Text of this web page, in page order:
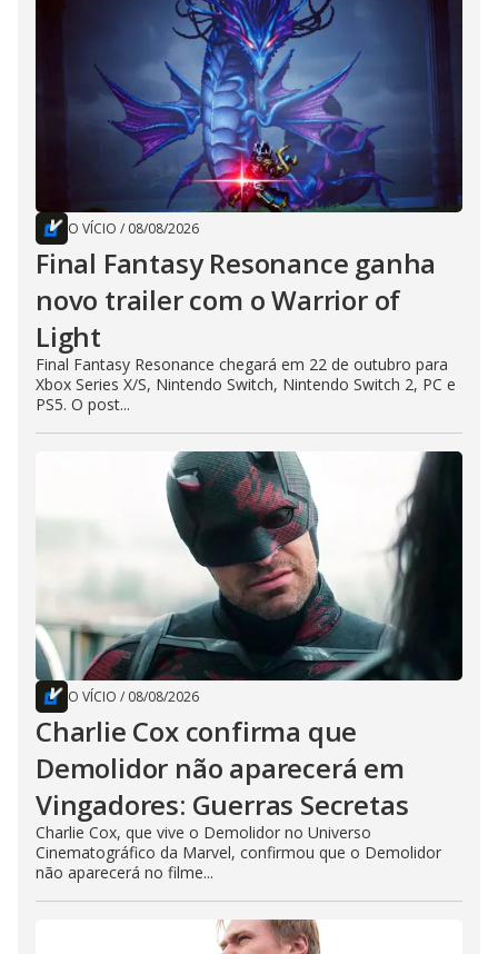
O VÍCIO / 08/08/2026
Final Fantasy Resonance ganha
novo trailer com o Warrior of
Light
Final Fantasy Resonance chegará em 22 de outubro para
Xbox Series X/S, Nintendo Switch, Nintendo Switch 2, PC e
PS5. O post...
O VÍCIO / 08/08/2026
Charlie Cox confirma que
Demolidor não aparecerá em
Vingadores: Guerras Secretas
Charlie Cox, que vive o Demolidor no Universo
Cinematográfico da Marvel, confirmou que o Demolidor
não aparecerá no filme...